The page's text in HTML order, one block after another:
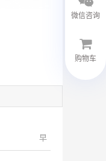
早
微信咨询
购物车